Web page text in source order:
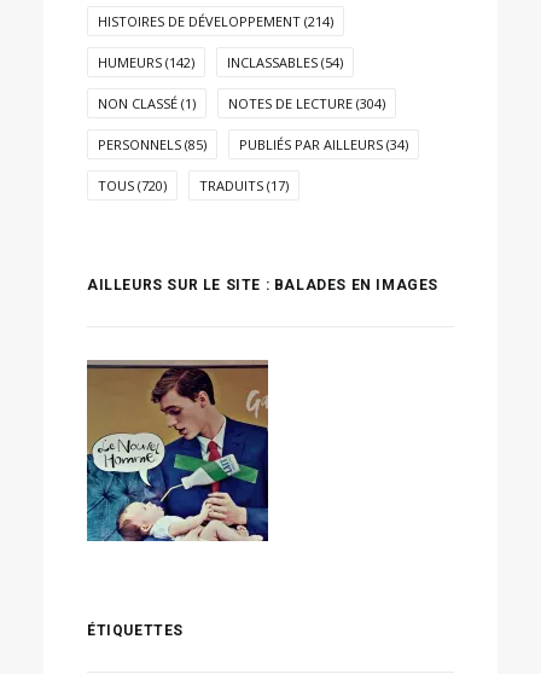
HISTOIRES DE DÉVELOPPEMENT (214)
HUMEURS (142) INCLASSABLES (54)
NON CLASSÉ (1) NOTES DE LECTURE (304)
PERSONNELS (85) PUBLIÉS PAR AILLEURS (34)
TOUS (720) TRADUITS (17)
AILLEURS SUR LE SITE : BALADES EN IMAGES
ÉTIQUETTES